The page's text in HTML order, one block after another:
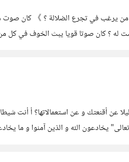
يرغب في تجرع الضلالة ؟ 》 كان صوت
له ؟ كان صوتا قويا يبث الخوف في كل
ولو قليلا عن أقنعتك و عن استعمالاتها؟ أ